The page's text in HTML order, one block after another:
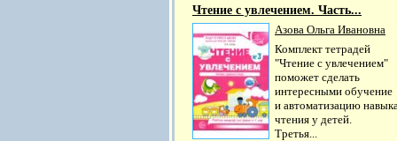
Чтение с увлечением. Часть...
Азова Ольга Ивановна
Комплект тетрадей
"Чтение с увлечением"
поможет сделать
интересными обучение
и автоматизацию
чтения у детей.
Третья...